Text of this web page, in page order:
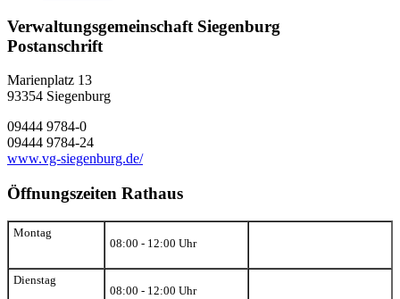
Verwaltungsgemeinschaft Siegenburg
Postanschrift
Marienplatz 13
93354 Siegenburg
09444 9784-0
09444 9784-24
www.vg-siegenburg.de/
Öffnungszeiten Rathaus
Montag
08:00 - 12:00 Uhr
Dienstag
08:00 - 12:00 Uhr